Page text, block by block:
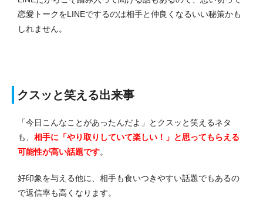
恋愛トークをLINEでするのは相手と仲良くなるいい秘策かも
しれません。
クスッと笑える出来事
「今日こんなことがあったんだよ」とクスッと笑えるネタ
も、 相手に「やり取りしていて楽しい！」と思ってもらえる
可能性が高い話題です。
好印象を与える他に、相手も食いつきやすい話題でもあるの
で返信率も高くなります。